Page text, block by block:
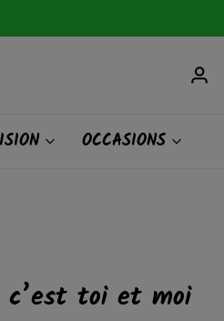
OCCASIONS
c’est toi et moi